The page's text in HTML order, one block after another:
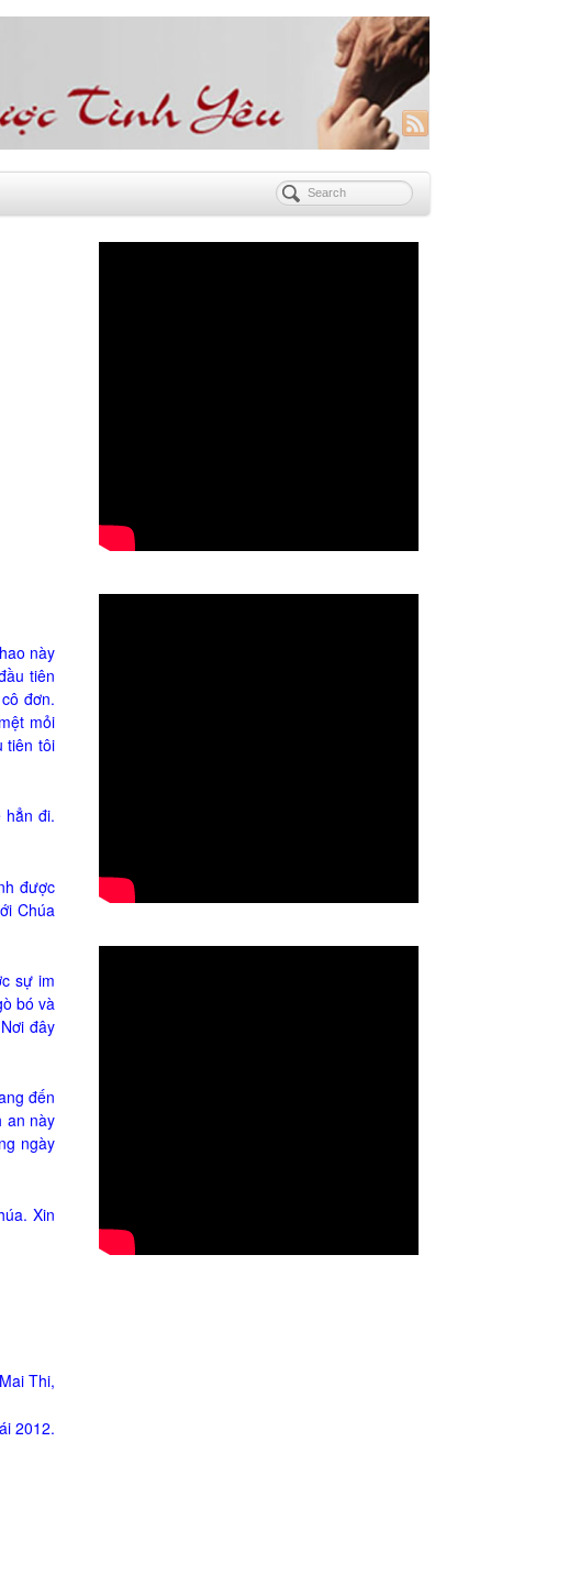
này
tiên
đơn.
mỏi
tiên tôi
hẳn đi.
được
Chúa
sự im
bó và
đây
đến
an này
ngày
Xin
Thi,
2012.